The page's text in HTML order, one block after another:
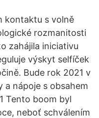
kontaktu s volně
rozmanitosti
zahájila iniciativu
výskyt selfíček
Bude rok 2021 v
a nápoje s obsahem
Tento boom byl
neboť schválením